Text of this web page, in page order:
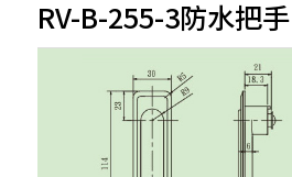
RV-B-255-3防水把手